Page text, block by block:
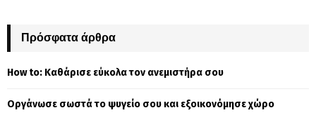
h
o
:
Πρόσφατα άρθρα
How to: Καθάρισε εύκολα τον ανεμιστήρα σου
Οργάνωσε σωστά το ψυγείο σου και εξοικονόμησε χώρο